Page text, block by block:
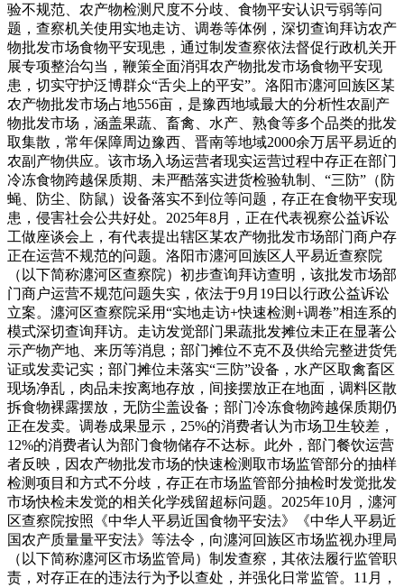
验不规范、农产物检测尺度不分歧、食物平安认识亏弱等问
题，查察机关使用实地走访、调卷等体例，深切查询拜访农产
物批发市场食物平安现患，通过制发查察依法督促行政机关开
展专项整治勾当，鞭策全面消弭农产物批发市场食物平安现
患，切实守护泛博群众“舌尖上的平安”。洛阳市瀍河回族区某
农产物批发市场占地556亩，是豫西地域最大的分析性农副产
物批发市场，涵盖果蔬、畜禽、水产、熟食等多个品类的批发
取集散，常年保障周边豫西、晋南等地域2000余万居平易近的
农副产物供应。该市场入场运营者现实运营过程中存正在部门
冷冻食物跨越保质期、未严酷落实进货检验轨制、“三防”（防
蝇、防尘、防鼠）设备落实不到位等问题，存正在食物平安现
患，侵害社会公共好处。2025年8月，正在代表视察公益诉讼
工做座谈会上，有代表提出辖区某农产物批发市场部门商户存
正在运营不规范的问题。洛阳市瀍河回族区人平易近查察院
（以下简称瀍河区查察院）初步查询拜访查明，该批发市场部
门商户运营不规范问题失实，依法于9月19日以行政公益诉讼
立案。瀍河区查察院采用“实地走访+快速检测+调卷”相连系的
模式深切查询拜访。走访发觉部门果蔬批发摊位未正在显著公
示产物产地、来历等消息；部门摊位不克不及供给完整进货凭
证或发卖记实；部门摊位未落实“三防”设备，水产区取禽畜区
现场净乱，肉品未按离地存放，间接摆放正在地面，调料区散
拆食物裸露摆放，无防尘盖设备；部门冷冻食物跨越保质期仍
正在发卖。调卷成果显示，25%的消费者认为市场卫生较差，
12%的消费者认为部门食物储存不达标。此外，部门餐饮运营
者反映，因农产物批发市场的快速检测取市场监管部分的抽样
检测项目和方式不分歧，存正在市场监管部分抽检时发觉批发
市场快检未发觉的相关化学残留超标问题。2025年10月，瀍河
区查察院按照《中华人平易近国食物平安法》《中华人平易近
国农产质量量平安法》等法令，向瀍河回族区市场监视办理局
（以下简称瀍河区市场监管局）制发查察，其依法履行监管职
责，对存正在的违法行为予以查处，并强化日常监管。11月，